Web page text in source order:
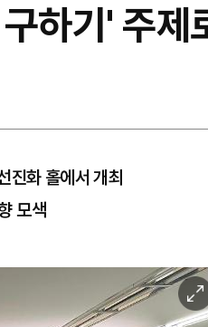
하기' 주제
진화 홀에서 개최
모색
이
미